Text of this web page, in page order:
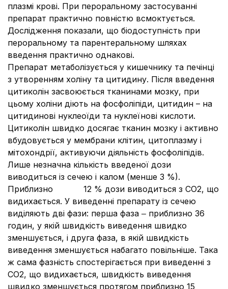
плазмі крові. При пероральному застосуванні
препарат практично повністю всмоктується.
Дослідження показали, що біодоступність при
пероральному та парентеральному шляхах
введення практично однакові.
Препарат метаболізується у кишечнику та печінці
з утворенням холіну та цитидину. Після введення
цитиколін засвоюється тканинами мозку, при
цьому холіни діють на фосфоліпіди, цитидин – на
цитидинові нуклеоїди та нуклеїнові кислоти.
Цитиколін швидко досягає тканин мозку і активно
вбудовується у мембрани клітин, цитоплазму і
мітохондрії, активуючи діяльність фосфоліпідів.
Лише незначна кількість введеної дози
виводиться із сечею і калом (менше 3 %).
Приблизно 12 % дози виводиться з СО2, що
видихається. У виведенні препарату із сечею
виділяють дві фази: перша фаза ‒ приблизно 36
годин, у якій швидкість виведення швидко
зменшується, і друга фаза, в якій швидкість
виведення зменшується набагато повільніше. Така
ж сама фазність спостерігається при виведенні з
СО2, що видихається, швидкість виведення
швидко зменшується протягом приблизно 15